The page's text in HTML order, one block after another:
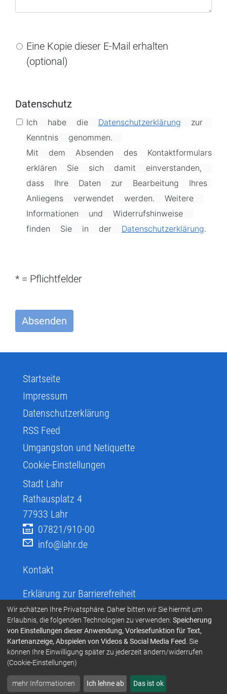
Eine Kopie dieser E-Mail erhalten
(optional)
Datenschutz
Ich habe die Datenschutzerklärung zur
Kenntnis genommen.
Mit dem Absenden des Kontaktformulars
erklären Sie sich damit einverstanden,
dass Ihre Daten zur Bearbeitung Ihres
Anliegens verwendet werden. Weitere
Informationen und Widerrufshinweise
finden Sie in der Datenschutzerklärung.
* = Pflichtfelder
Absenden
Startseite
Impressum
Datenschutzerklärung
RSS Feed
Umgangston und Netiquette
Cookie-Einstellungen
Stadt Lahr
Rathausplatz 4
77933 Lahr
07821/910-00
info@lahr.de
Kontakt
Erklärung zur Barrierefreiheit
Infos zur Barrierefreiheit
Infos in leichter Sprache
Infos zur Gebärdensprache
Übersetzen und Vorlesen
Wir schätzen Ihre Privatsphäre. Daher bitten wir Sie hiermit um
Erlaubnis, die folgenden Technologien zu verwenden: Speicherung
von Einstellungen dieser Anwendung, Vorlesefunktion für Text,
Kartenanzeige, Abspielen von Videos & Social Media Feed. Sie
können Ihre Einwilligung später zu jederzeit ändern/widerrufen
(Cookie-Einstellungen)
mehr Informationen Ich lehne ab Das ist ok